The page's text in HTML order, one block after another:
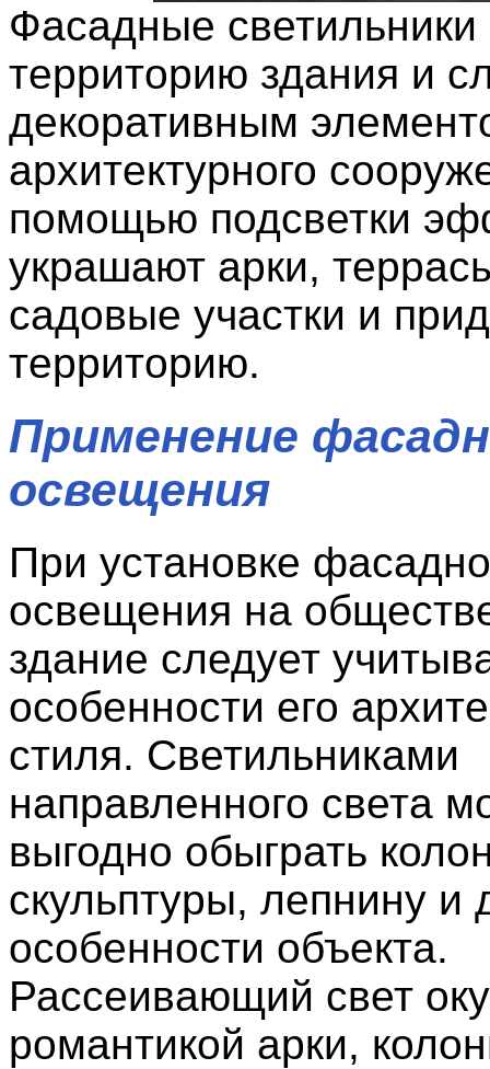
Фасадные
территорию здания и
декоративным
архитектурного
помощью подсветки
украшают арки,
садовые участки и
территорию.
Применение
освещения
При установке
освещения на
здание следует
особенности его
стиля. Светильниками
направленного света
выгодно обыграть
скульптуры, лепнину и
особенности объекта.
Рассеивающий свет
романтикой арки,